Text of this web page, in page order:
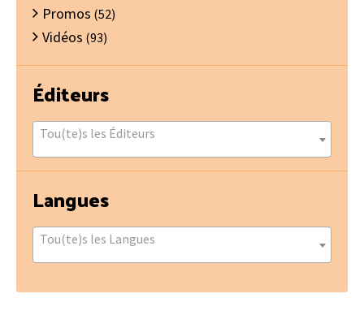
Promos (52)
Vidéos (93)
Éditeurs
Tou(te)s les Éditeurs
Langues
Tou(te)s les Langues